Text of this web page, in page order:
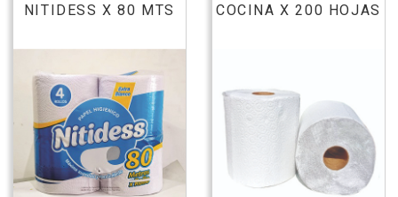
NITIDESS X 80 MTS
COCINA X 200 HOJAS